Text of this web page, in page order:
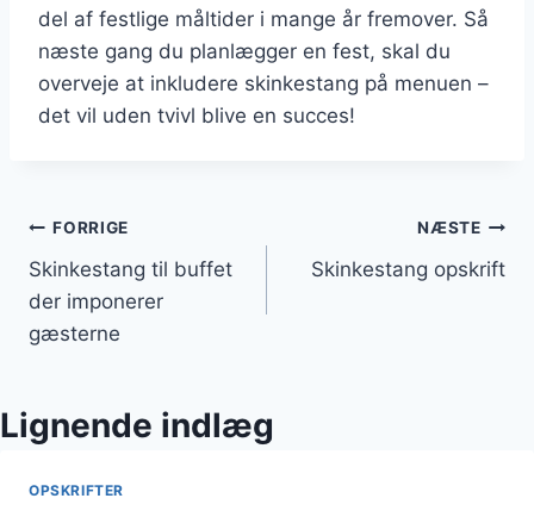
del af festlige måltider i mange år fremover. Så
næste gang du planlægger en fest, skal du
overveje at inkludere skinkestang på menuen –
det vil uden tvivl blive en succes!
Indlægsnavigation
FORRIGE
Skinkestang til buffet
der imponerer
gæsterne
NÆSTE
Skinkestang opskrift
Lignende indlæg
OPSKRIFTER